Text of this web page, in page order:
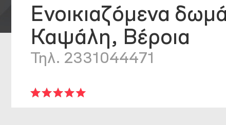
Ενοικιαζόμενα
Καψάλη, Βέροια
Τηλ. 2331044471